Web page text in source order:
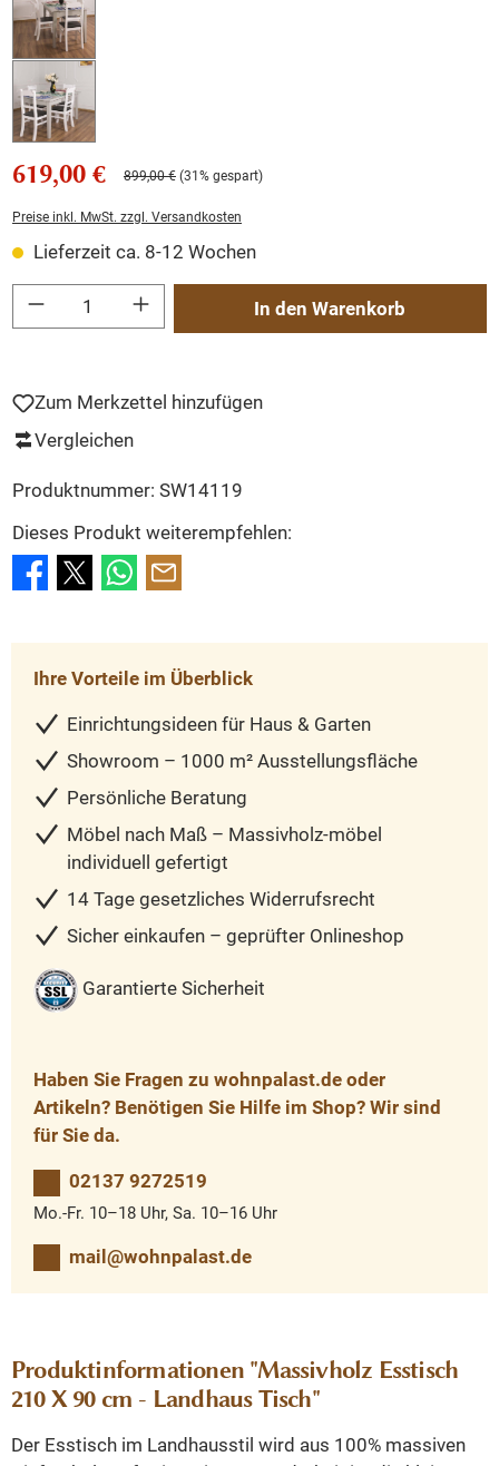
619,00 € 899,00 € (31% gespart)
Preise inkl. MwSt. zzgl. Versandkosten
Lieferzeit ca. 8-12 Wochen
Produkt Anzahl: Gib den gewünschten Wert ein oder benutze die Schaltflächen
In den Warenkorb
Zum Merkzettel hinzufügen
Vergleichen
Produktnummer: SW14119
Dieses Produkt weiterempfehlen:
Ihre Vorteile im Überblick
Einrichtungsideen für Haus & Garten
Showroom – 1000 m² Ausstellungsfläche
Persönliche Beratung
Möbel nach Maß – Massivholz-möbel
individuell gefertigt
14 Tage gesetzliches Widerrufsrecht
Sicher einkaufen – geprüfter Onlineshop
Garantierte Sicherheit
Haben Sie Fragen zu wohnpalast.de oder
Artikeln? Benötigen Sie Hilfe im Shop? Wir sind
für Sie da.
02137 9272519
Mo.-Fr. 10–18 Uhr, Sa. 10–16 Uhr
mail@wohnpalast.de
Produktinformationen "Massivholz Esstisch
210 X 90 cm - Landhaus Tisch"
Der Esstisch im Landhausstil wird aus 100% massiven